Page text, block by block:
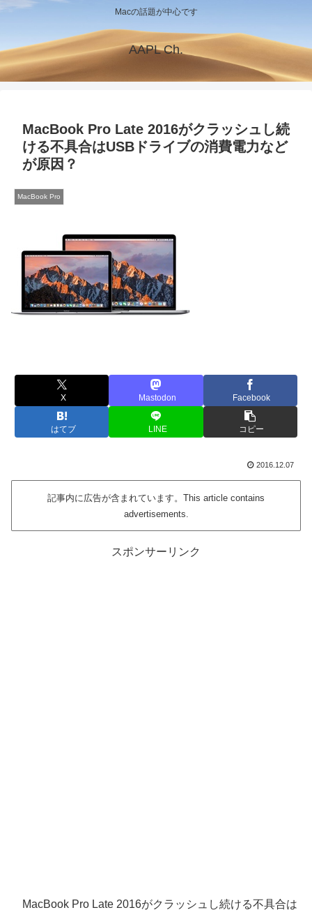
Macの話題が中心です
AAPL Ch.
MacBook Pro Late 2016がクラッシュし続
ける不具合はUSBドライブの消費電力など
が原因？
MacBook Pro
X Mastodon Facebook
はてブ LINE コピー
2016.12.07
記事内に広告が含まれています。This article contains
advertisements.
スポンサーリンク
MacBook Pro Late 2016がクラッシュし続ける不具合は